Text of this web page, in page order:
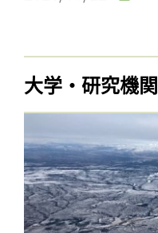
大学・研究機関